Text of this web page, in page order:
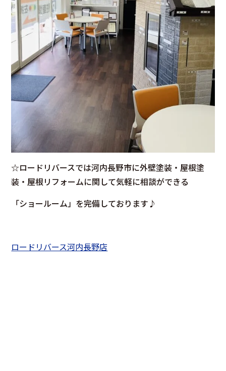
☆ロードリバースでは河内長野市に外壁塗装・屋根塗
装・屋根リフォームに関して気軽に相談ができる
「ショールーム」を完備しております♪
ロードリバース河内長野店